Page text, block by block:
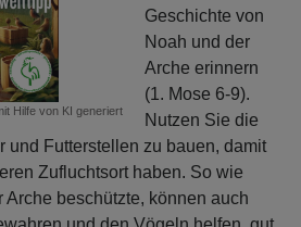
Hilfe von KI generiert
Geschichte von
Noah und der
Arche erinnern
(1. Mose 6-9).
Nutzen Sie die
und Futterstellen zu bauen, damit
Zufluchtsort haben. So wie
Arche beschützte, können auch